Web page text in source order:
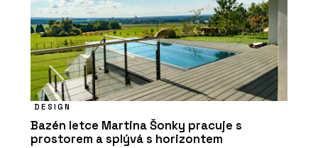
DESIGN
Bazén letce Martina Šonky pracuje s
prostorem a splývá s horizontem